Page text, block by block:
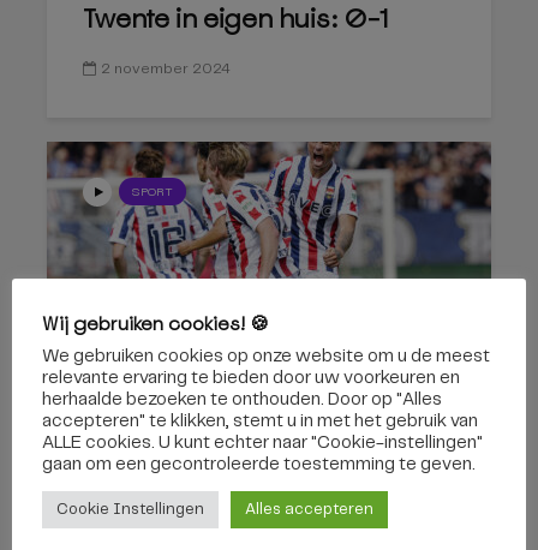
Twente in eigen huis: 0-1
2 november 2024
SPORT
Sterk Willem II wint eerste
thuiswedstrijd
Wij gebruiken cookies! 🍪
We gebruiken cookies op onze website om u de meest
relevante ervaring te bieden door uw voorkeuren en
herhaalde bezoeken te onthouden. Door op "Alles
accepteren" te klikken, stemt u in met het gebruik van
ALLE cookies. U kunt echter naar "Cookie-instellingen"
gaan om een ​​gecontroleerde toestemming te geven.
Cookie Instellingen Alles accepteren